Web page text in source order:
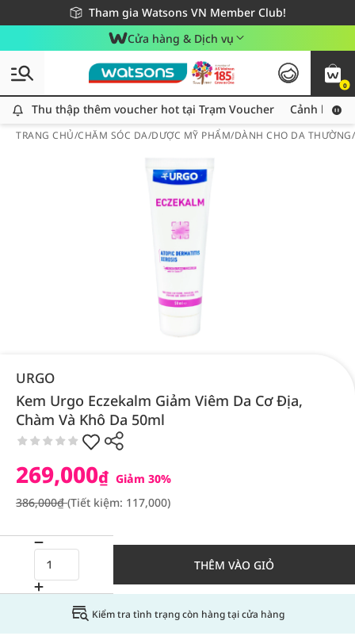
Tham gia Watsons VN Member Club!
Miễn phí giao hàng cho đơn hàng từ 249,000Đ
Giao hàng nhanh 24h - Áp dụng khu vực TP. Hồ Chí Minh
Cửa hàng & Dịch vụ
0
Thu thập thêm voucher hot tại Trạm Voucher
Thu thập thêm voucher hot tại Trạm Voucher Cảnh báo
TRANG CHỦ/CHĂM SÓC DA/DƯỢC MỸ PHẨM/DÀNH CHO DA
URGO
Kem Urgo Eczekalm Giảm Viêm Da Cơ Địa,
Chàm Và Khô Da 50ml
269,000₫ Giảm 30%
386,000₫(Tiết kiệm: 117,000)
THÊM VÀO GIỎ
Kiểm tra tình trạng còn hàng tại cửa hàng